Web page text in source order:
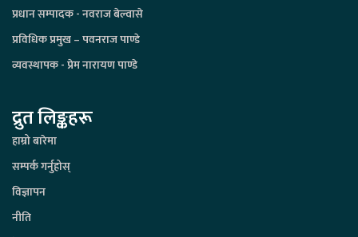
प्रधान सम्पादक - नवराज बेल्वासे
प्रविधिक प्रमुख – पवनराज पाण्डे
व्यवस्थापक - प्रेम नारायण पाण्डे
द्रुत लिङ्कहरू
हाम्रो बारेमा
सम्पर्क गर्नुहोस्
विज्ञापन
नीति